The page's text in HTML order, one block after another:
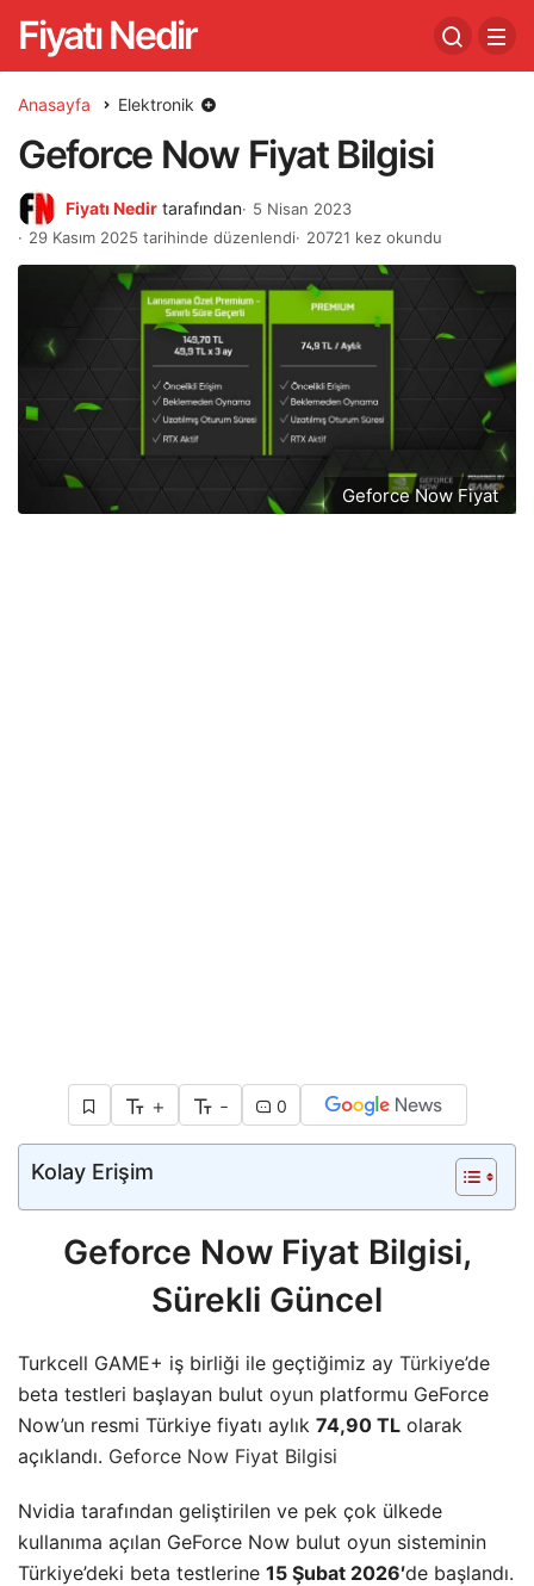
Fiyatı Nedir
Anasayfa Elektronik
Geforce Now Fiyat Bilgisi
Fiyatı Nedir tarafından
5 Nisan 2023
29 Kasım 2025 tarihinde düzenlendi
20721 kez okundu
Geforce Now Fiyat
+ - 0
Kolay Erişim
Geforce Now Fiyat Bilgisi,
Sürekli Güncel
Turkcell GAME+ iş birliği ile geçtiğimiz ay Türkiye’de
beta testleri başlayan bulut oyun platformu GeForce
Now’un resmi Türkiye fiyatı aylık 74,90 TL olarak
açıklandı. Geforce Now Fiyat Bilgisi
Nvidia tarafından geliştirilen ve pek çok ülkede
kullanıma açılan GeForce Now bulut oyun sisteminin
Türkiye’deki beta testlerine 15 Şubat 2026′de başlandı.